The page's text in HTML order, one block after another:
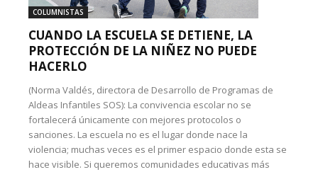
COLUMNISTAS
CUANDO LA ESCUELA SE DETIENE, LA
PROTECCIÓN DE LA NIÑEZ NO PUEDE
HACERLO
(Norma Valdés, directora de Desarrollo de Programas de
Aldeas Infantiles SOS): La convivencia escolar no se
fortalecerá únicamente con mejores protocolos o
sanciones. La escuela no es el lugar donde nace la
violencia; muchas veces es el primer espacio donde esta se
hace visible. Si queremos comunidades educativas más